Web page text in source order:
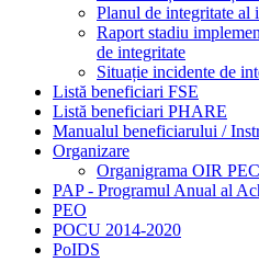
Planul de integritate al
Raport stadiu
de integritate
Situație incidente de
Listă beneficiari FSE
Listă beneficiari PHARE
Manualul beneficiarului /
Organizare
Organigrama OIR
PAP - Programul Anual al
PEO
POCU 2014-2020
PoIDS